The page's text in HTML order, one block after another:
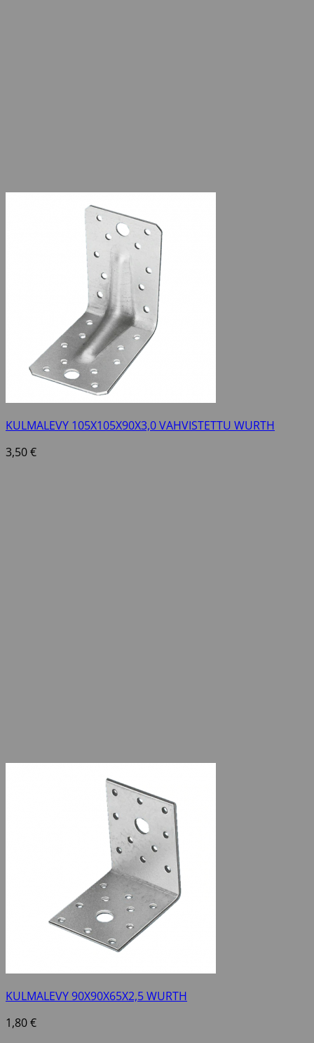
KULMALEVY 105X105X90X3,0 VAHVISTETTU WURTH
3,50€
KULMALEVY 90X90X65X2,5 WURTH
1,80€